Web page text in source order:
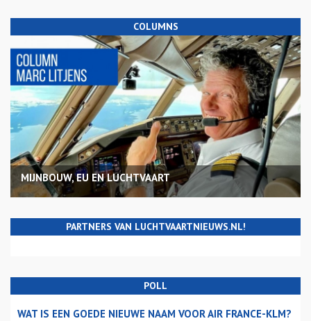
COLUMNS
MIJNBOUW, EU EN LUCHTVAART
PARTNERS VAN LUCHTVAARTNIEUWS.NL!
POLL
WAT IS EEN GOEDE NIEUWE NAAM VOOR AIR FRANCE-KLM?